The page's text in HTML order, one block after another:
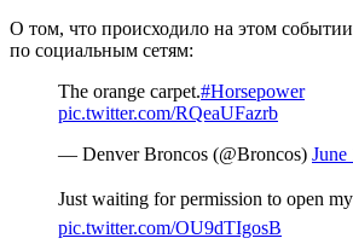
О том, что происходило на этом
по социальным сетям:
The orange carpet.#Horsepower
pic.twitter.com/RQeaUFazrb
— Denver Broncos (@Broncos) June
Just waiting for permission to open
pic.twitter.com/OU9dTIgosB